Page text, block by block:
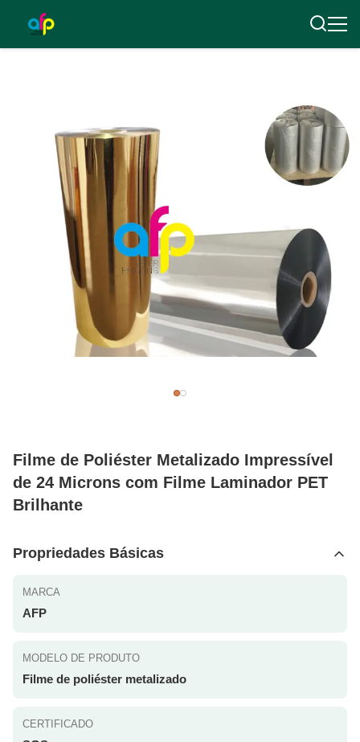
Filme de Poliéster Metalizado Impressível
de 24 Microns com Filme Laminador PET
Brilhante
Propriedades Básicas
MARCA
AFP
MODELO DE PRODUTO
Filme de poliéster metalizado
CERTIFICADO